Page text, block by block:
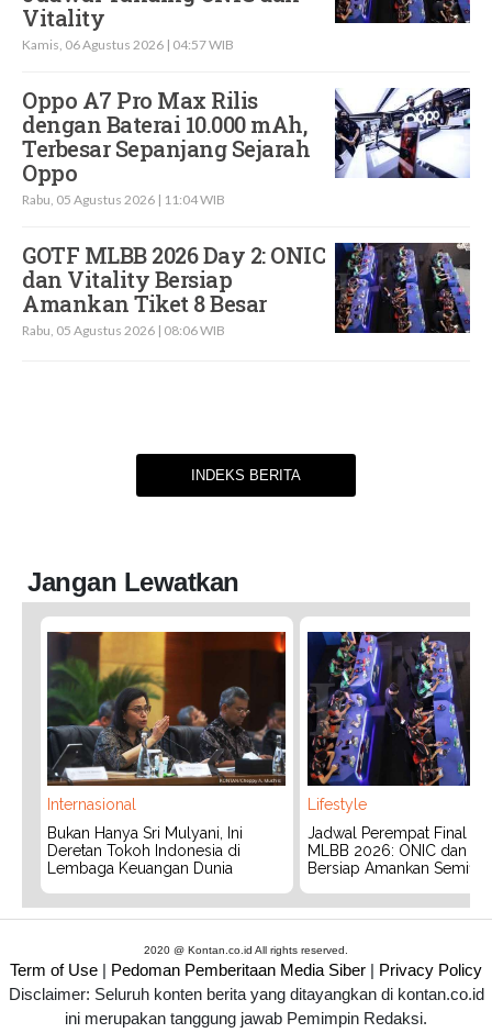
Vitality
Kamis, 06 Agustus 2026 | 04:57 WIB
Oppo A7 Pro Max Rilis
dengan Baterai 10.000 mAh,
Terbesar Sepanjang Sejarah
Oppo
Rabu, 05 Agustus 2026 | 11:04 WIB
GOTF MLBB 2026 Day 2: ONIC
dan Vitality Bersiap
Amankan Tiket 8 Besar
Rabu, 05 Agustus 2026 | 08:06 WIB
INDEKS BERITA
Jangan Lewatkan
Internasional
Bukan Hanya Sri Mulyani, Ini
Deretan Tokoh Indonesia di
Lembaga Keuangan Dunia
Lifestyle
Jadwal Perempat Final
MLBB 2026: ONIC dan
Bersiap Amankan
2020 @ Kontan.co.id All rights reserved.
Term of Use | Pedoman Pemberitaan Media Siber | Privacy Policy
Disclaimer: Seluruh konten berita yang ditayangkan di kontan.co.id
ini merupakan tanggung jawab Pemimpin Redaksi.